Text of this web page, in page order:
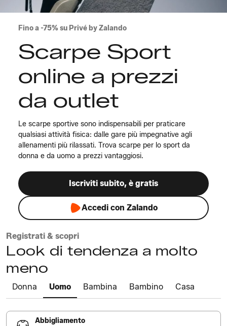
Fino a -75% su Privé by Zalando
Scarpe Sport
online a prezzi
da outlet
Le scarpe sportive sono indispensabili per praticare
qualsiasi attività fisica: dalle gare più impegnative agli
allenamenti più rilassati. Trova scarpe per lo sport da
donna e da uomo a prezzi vantaggiosi.
Iscriviti subito, è gratis
Accedi con Zalando
Registrati & scopri
Look di tendenza a molto
meno
Donna Uomo Bambina Bambino Casa
Abbigliamento